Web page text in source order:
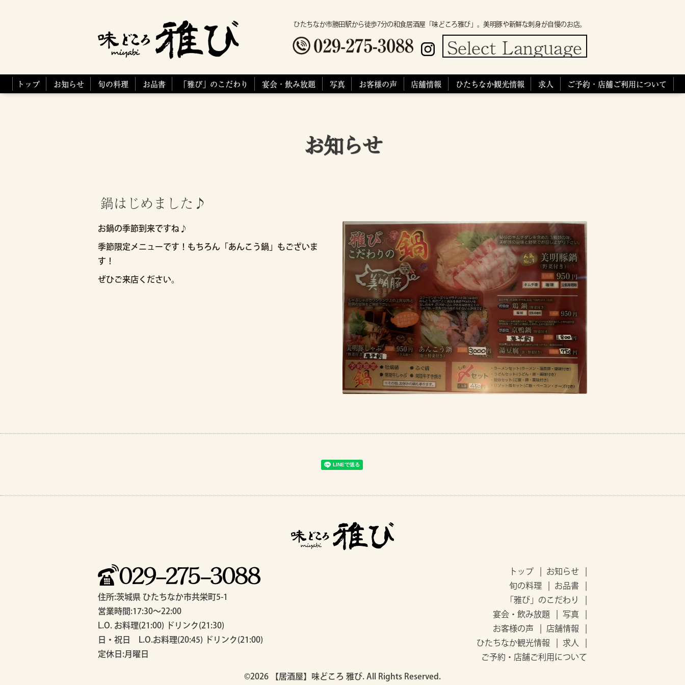
ひたちなか市勝田駅から徒歩7分の和食居酒屋「味どころ雅び」。美明豚や新鮮な刺身が自慢のお店。
Select Language
トップ お知らせ 旬の料理 お品書 「雅び」のこだわり 宴会・飲み放題 写真 お客様の声 店舗情報 ひたちなか観光情報 求人 ご予約・店舗ご利用について
お知らせ
鍋はじめました♪
お鍋の季節到来ですね♪
季節限定メニューです！もちろん「あんこう鍋」もございま
す！
ぜひご来店ください。
住所:茨城県 ひたちなか市共栄町5-1
営業時間:17:30～22:00
L.O. お料理(21:00) ドリンク(21:30)
日・祝日 L.O.お料理(20:45) ドリンク(21:00)
定休日:月曜日
トップ
お知らせ
旬の料理
お品書
「雅び」のこだわり
宴会・飲み放題
写真
お客様の声
店舗情報
ひたちなか観光情報
求人
ご予約・店舗ご利用について
©2026 【居酒屋】味どころ 雅び. All Rights Reserved.